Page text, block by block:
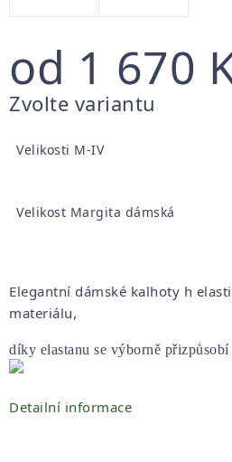
od 1 670
Měrná
Zvolte variantu
Velikosti M-IV
Velikost Margita dámská
Elegantní dámské kalhoty h
materiálu,
díky elastanu se výborně přizpůsobí
Detailní informace